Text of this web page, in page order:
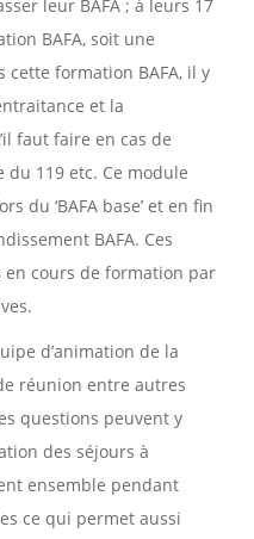
leur BAFA ; à leurs 17
BAFA, soit une
formation BAFA, il y
et la
faut faire en cas de
119 etc. Ce module
du ‘BAFA base’ et en fin
BAFA. Ces
cours de formation par
d’animation de la
réunion entre autres
questions peuvent y
des séjours à
ensemble pendant
ce qui permet aussi